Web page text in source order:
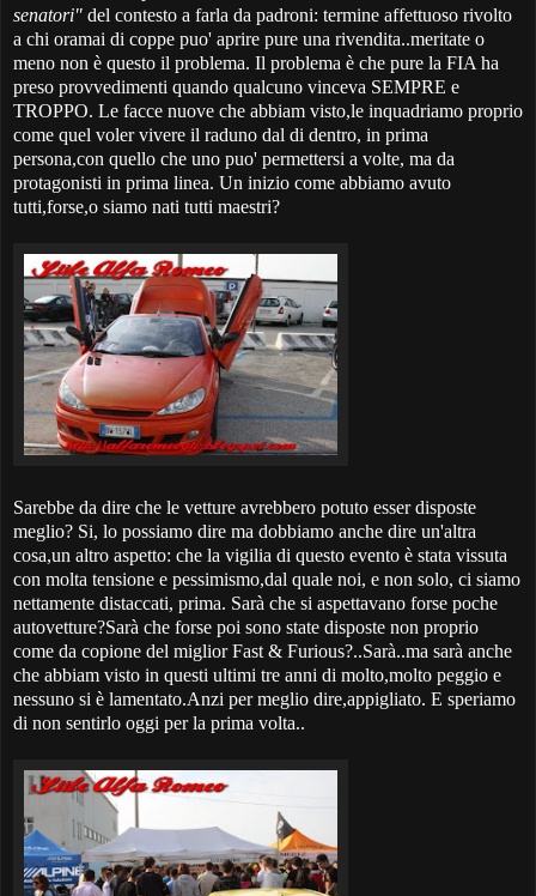
senatori" del contesto a farla da padroni: termine affettuoso rivolto
a chi oramai di coppe puo' aprire pure una rivendita..meritate o
meno non è questo il problema. Il problema è che pure la FIA ha
preso provvedimenti quando qualcuno vinceva SEMPRE e
TROPPO. Le facce nuove che abbiam visto,le inquadriamo proprio
come quel voler vivere il raduno dal di dentro, in prima
persona,con quello che uno puo' permettersi a volte, ma da
protagonisti in prima linea. Un inizio come abbiamo avuto
tutti,forse,o siamo nati tutti maestri?
Sarebbe da dire che le vetture avrebbero potuto esser disposte
meglio? Si, lo possiamo dire ma dobbiamo anche dire un'altra
cosa,un altro aspetto: che la vigilia di questo evento è stata vissuta
con molta tensione e pessimismo,dal quale noi, e non solo, ci siamo
nettamente distaccati, prima. Sarà che si aspettavano forse poche
autovetture?Sarà che forse poi sono state disposte non proprio
come da copione del miglior Fast & Furious?..Sarà..ma sarà anche
che abbiam visto in questi ultimi tre anni di molto,molto peggio e
nessuno si è lamentato.Anzi per meglio dire,appigliato. E speriamo
di non sentirlo oggi per la prima volta..